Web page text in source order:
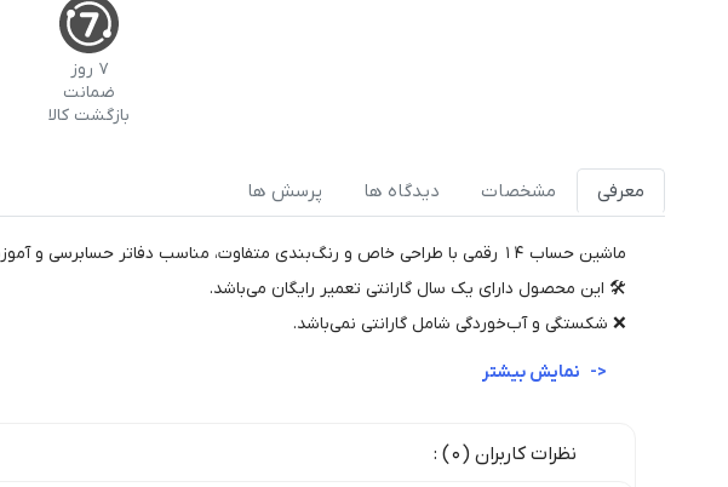
۷ روز
ضمانت
بازگشت کالا
معرفی مشخصات دیدگاه ها پرسش ها
ماشین حساب 14 رقمی با طراحی خاص و رنگ‌بندی متفاوت، مناسب دفاتر حسابرسی و آموزشی.
🛠️ این محصول دارای یک سال گارانتی تعمیر رایگان می‌باشد.
❌ شکستگی و آب‌خوردگی شامل گارانتی نمی‌باشد.
نظرات کاربران (0) :